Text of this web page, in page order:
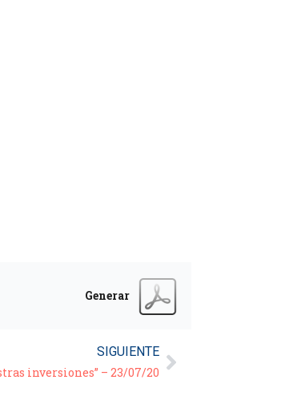
Generar
SIGUIENTE
inversiones” – 23/07/20